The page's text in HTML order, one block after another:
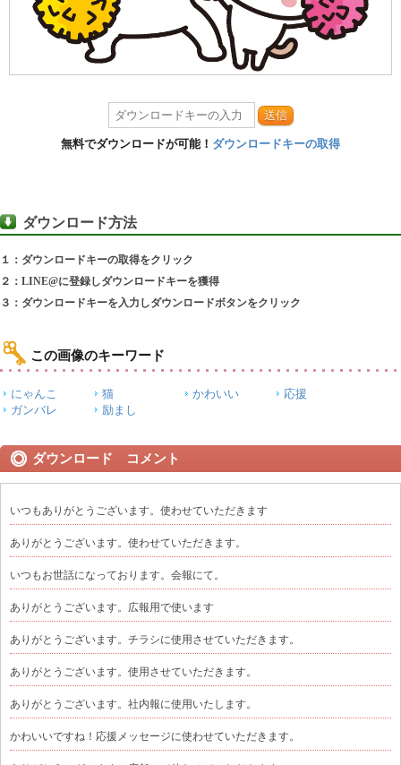
送信
無料でダウンロードが可能！ ダウンロードキーの取得
ダウンロード方法
１：ダウンロードキーの取得をクリック
２：LINE@に登録しダウンロードキーを獲得
３：ダウンロードキーを入力しダウンロードボタンをクリック
この画像のキーワード
にゃんこ 猫 かわいい
応援
ガンバレ
励まし
ダウンロード コメント
いつもありがとうございます。使わせていただきます
ありがとうございます。使わせていただきます。
いつもお世話になっております。会報にて。
ありがとうございます。広報用で使います
ありがとうございます。チラシに使用させていただきます。
ありがとうございます。使用させていただきます。
ありがとうございます。社内報に使用いたします。
かわいいですね！応援メッセージに使わせていただきます。